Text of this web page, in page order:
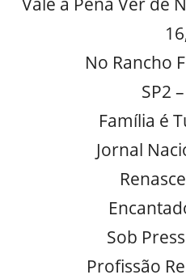
No Rancho
SP2
Família é
Jornal
Sob
Profissão